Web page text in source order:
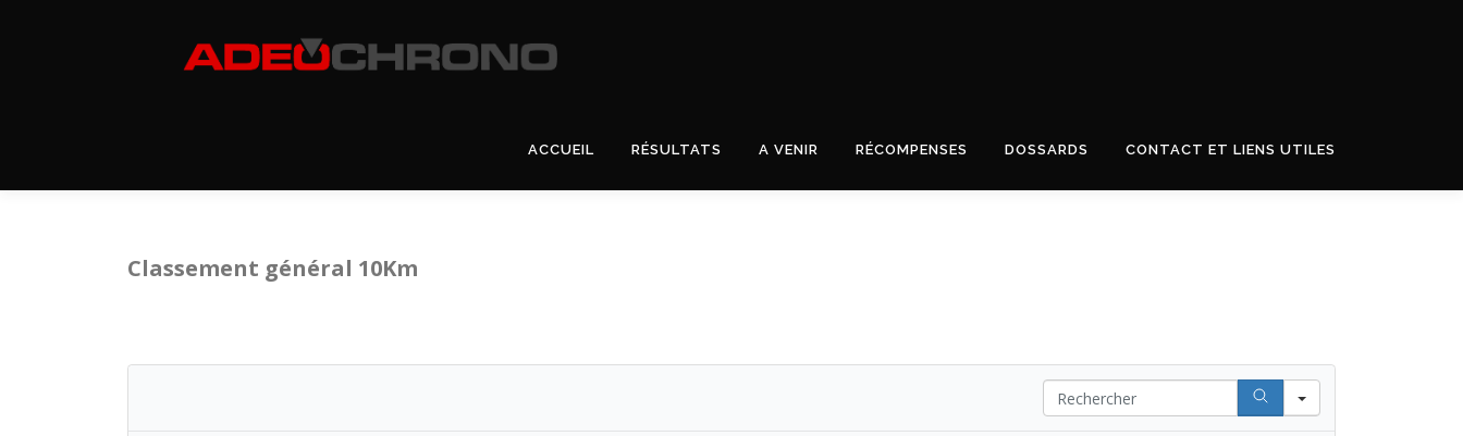
ACCUEIL RÉSULTATS A VENIR RÉCOMPENSES DOSSARDS CONTACT ET LIENS UTILES
Classement général 10Km
Search